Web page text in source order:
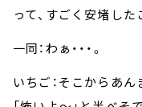
って、すごく安堵した
一同：わぁ・・・。
いちご：そこからあ